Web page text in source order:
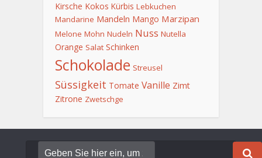
Kirsche Kokos Kürbis Lebkuchen
Mandarine Mandeln Mango Marzipan
Melone Mohn Nudeln Nuss Nutella
Orange Salat Schinken
Schokolade Streusel
Süssigkeit Tomate Vanille Zimt
Zitrone Zwetschge